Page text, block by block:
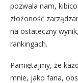
pozwala nam,
złożoność
na ostateczny
rankingach.
Pamiętajmy, że
mnie, jako fana,